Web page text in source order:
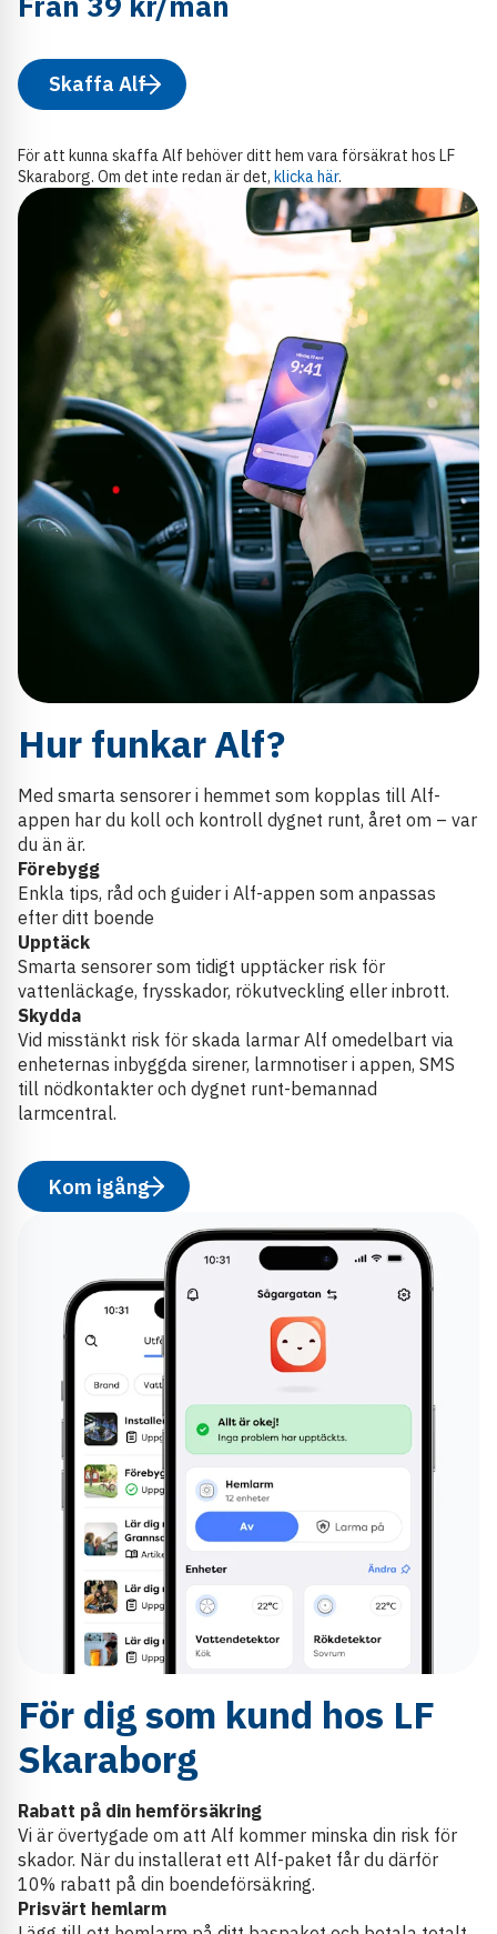
Skaffa Alf
För att kunna skaffa Alf behöver ditt hem vara försäkrat hos LF
Skaraborg. Om det inte redan är det, klicka här.
Hur funkar Alf?
Med smarta sensorer i hemmet som kopplas till Alf-
appen har du koll och kontroll dygnet runt, året om – var
du än är.
Förebygg
Enkla tips, råd och guider i Alf-appen som anpassas
efter ditt boende
Upptäck
Smarta sensorer som tidigt upptäcker risk för
vattenläckage, frysskador, rökutveckling eller inbrott.
Skydda
Vid misstänkt risk för skada larmar Alf omedelbart via
enheternas inbyggda sirener, larmnotiser i appen, SMS
till nödkontakter och dygnet runt-bemannad
larmcentral.
Kom igång
För dig som kund hos LF
Skaraborg
Rabatt på din hemförsäkring
Vi är övertygade om att Alf kommer minska din risk för
skador. När du installerat ett Alf-paket får du därför
10% rabatt på din boendeförsäkring.
Prisvärt hemlarm